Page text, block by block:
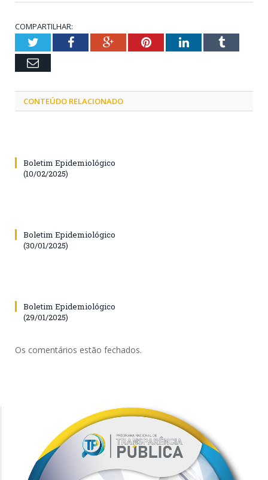
COMPARTILHAR:
TwitterFacebookGoogle+PinterestLinkedInTumblr
Email
CONTEÚDO RELACIONADO
Boletim Epidemiológico
(10/02/2025)
Boletim Epidemiológico
(30/01/2025)
Boletim Epidemiológico
(29/01/2025)
Os comentários estão fechados.